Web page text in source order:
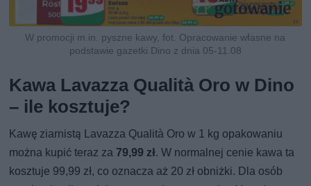
W promocji m.in. pyszne kawy, fot. Opracowanie własne na
podstawie gazetki Dino z dnia 05-11.08
Kawa Lavazza Qualità Oro w Dino
– ile kosztuje?
Kawę ziarnistą Lavazza Qualità Oro w 1 kg opakowaniu
można kupić teraz za 79,99 zł. W normalnej cenie kawa ta
kosztuje 99,99 zł, co oznacza aż 20 zł obniżki. Dla osób